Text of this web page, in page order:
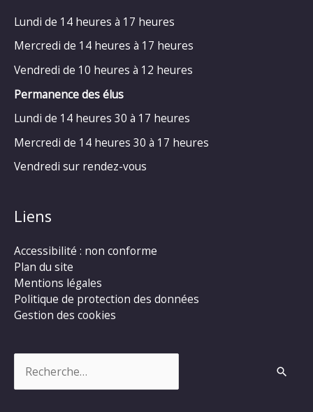
Lundi de 14 heures à 17 heures
Mercredi de 14 heures à 17 heures
Vendredi de 10 heures à 12 heures
Permanence des élus
Lundi de 14 heures 30 à 17 heures
Mercredi de 14 heures 30 à 17 heures
Vendredi sur rendez-vous
Liens
Accessibilité : non conforme
Plan du site
Mentions légales
Politique de protection des données
Gestion des cookies